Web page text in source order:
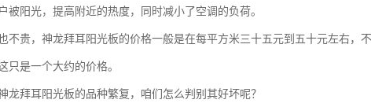
被阳光，提高附近的热度，同时减小了空调的负荷。
不贵，神龙拜耳阳光板的价格一般是在每平方米三十五元到五十元左右，
只是一个大约的价格。
龙拜耳阳光板的品种繁复，咱们怎么判别其好坏呢？